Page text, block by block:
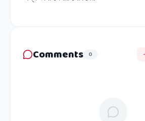
Comments 0